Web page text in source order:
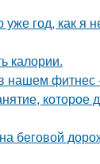
уже год, как я
калории.
нашем фитнес
которое
беговой